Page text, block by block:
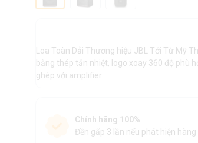
Loa Toàn Dải Thương hiệu JBL Tới Từ Mỹ
bằng thép tản nhiệt, logo xoay 360 độ phù
ghép với amplifier
Chính hãng 100%
Đền gấp 3 lần nếu phát hiện hàng